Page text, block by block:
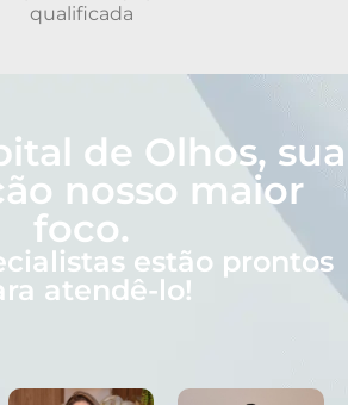
qualificada
de Olhos, sua
nosso maior
foco.
estão prontos
atendê-lo!